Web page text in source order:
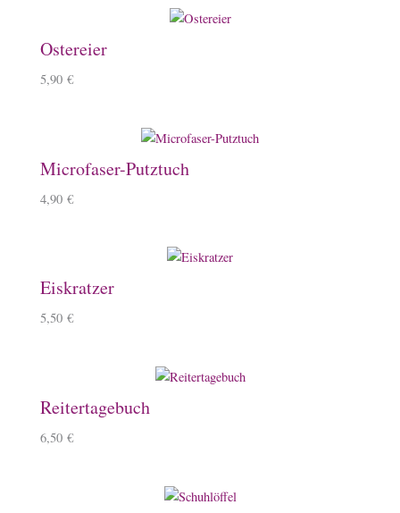
Ostereier
5,90 €
Microfaser-Putztuch
4,90 €
Eiskratzer
5,50 €
Reitertagebuch
6,50 €